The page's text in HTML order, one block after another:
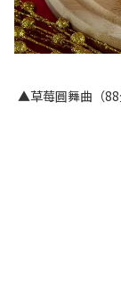
▲草莓圓舞曲（88